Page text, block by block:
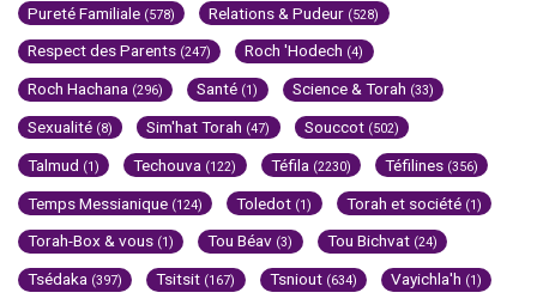
Pureté Familiale (578) Relations & Pudeur (528)
Respect des Parents (247) Roch 'Hodech (4)
Roch Hachana (296) Santé (1) Science & Torah (33)
Sexualité (8) Sim'hat Torah (47) Souccot (502)
Talmud (1) Techouva (122) Téfila (2230) Téfilines (356)
Temps Messianique (124) Toledot (1) Torah et société (1)
Torah-Box & vous (1) Tou Béav (3) Tou Bichvat (24)
Tsédaka (397) Tsitsit (167) Tsniout (634) Vayichla'h (1)